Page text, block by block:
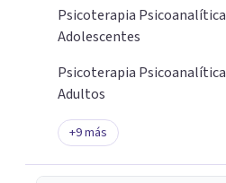
Psicoterapia Psicoanalítica
Adolescentes
Psicoterapia Psicoanalítica
Adultos
+9más